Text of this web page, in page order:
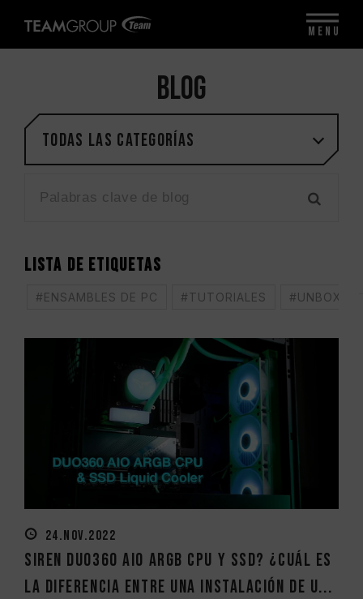
BLOG
Todas las categorías
24.NOV.2022
SIREN DUO360 AIO ARGB CPU y SSD? ¿Cuál es
la diferencia entre una instalación de u...
LISTA DE ETIQUETAS
#ENSAMBLES DE PC #TUTORIALES
MENU